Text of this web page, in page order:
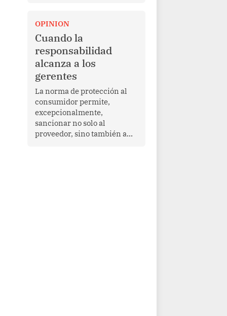
Más allá de su dimensión
religiosa, esta gira
representa una oportunidad
para reafirmar el valor del
diálogo, fortalecer los
vínculos entre los pueblos y
proyectar una imagen de
cooperación en una región
que enfrenta desafíos en
materia de desarrollo,
cohesión social y
gobernabilidad.
OPINION
Cuando la
responsabilidad
alcanza a los
gerentes
La norma de protección al
consumidor permite,
excepcionalmente,
sancionar no solo al
proveedor, sino también a